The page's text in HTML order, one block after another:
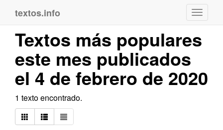
textos.info
Textos más populares
este mes publicados
el 4 de febrero de 2020
1 texto encontrado.